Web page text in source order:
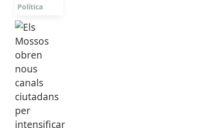
Política